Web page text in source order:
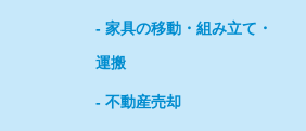
家具の移動・組み立て・
運搬
不動産売却